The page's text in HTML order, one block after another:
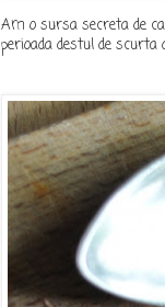
Am o sursa secreta de
perioada destul de